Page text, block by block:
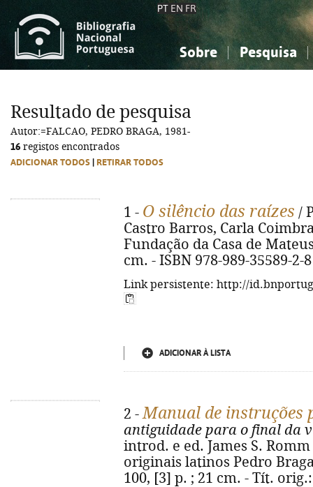
PT EN FR
Sobre Pesquisa
Ciências sociais...
Ciências sociais...
Resultado de pesquisa
Autor:=FALCAO, PEDRO BRAGA, 1981-
16 registos encontrados
ADICIONAR TODOS RETIRAR TODOS
1 - O silêncio das raízes /
Castro Barros, Carla
Fundação da Casa de
cm. - ISBN 978-989-35589-2-8
Link persistente: http://
ADICIONAR À LISTA
2 -Manual de instruções
antiguidade para o final da
introd. e ed. James S.
originais latinos Pedro
100, [3] p. ; 21 cm. - Tít.